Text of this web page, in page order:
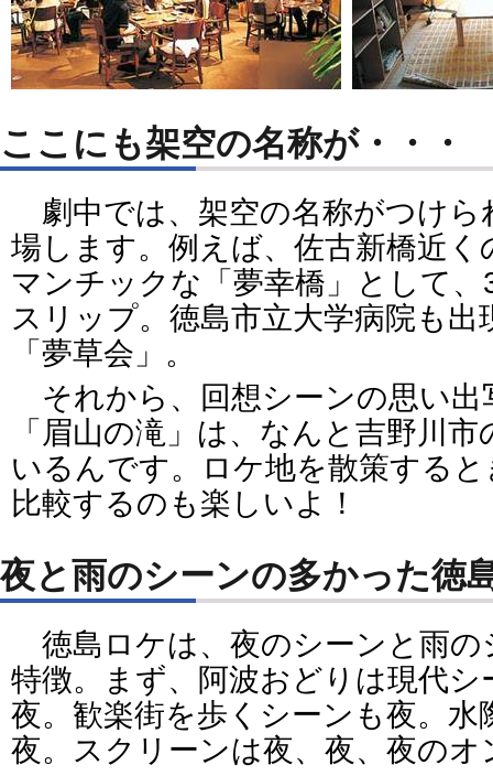
ここにも架空の名称が・・・
劇中では、架空の名称がつけら
場します。例えば、佐古新橋近
マンチックな「夢幸橋」として
スリップ。徳島市立大学病院も
「夢草会」。
それから、回想シーンの思い出
「眉山の滝」は、なんと吉野川
いるんです。ロケ地を散策する
比較するのも楽しいよ！
夜と雨のシーンの多かった徳
徳島ロケは、夜のシーンと雨の
特徴。まず、阿波おどりは現代
夜。歓楽街を歩くシーンも夜。
夜。スクリーンは夜、夜、夜のオ